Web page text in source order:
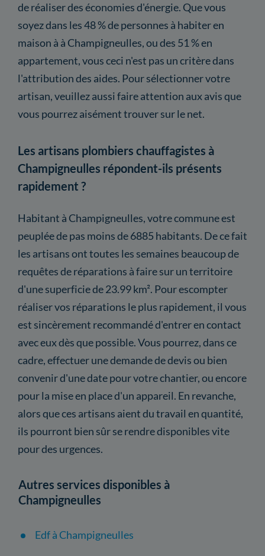
de réaliser des économies d'énergie. Que vous
soyez dans les 48 % de personnes à habiter en
maison à à Champigneulles, ou des 51 % en
appartement, vous ceci n'est pas un critère dans
l'attribution des aides. Pour sélectionner votre
artisan, veuillez aussi faire attention aux avis que
vous pourrez aisément trouver sur le net.
Les artisans plombiers chauffagistes à
Champigneulles répondent-ils présents
rapidement ?
Habitant à Champigneulles, votre commune est
peuplée de pas moins de 6885 habitants. De ce fait
les artisans ont toutes les semaines beaucoup de
requêtes de réparations à faire sur un territoire
d'une superficie de 23.99 km². Pour escompter
réaliser vos réparations le plus rapidement, il vous
est sincèrement recommandé d'entrer en contact
avec eux dès que possible. Vous pourrez, dans ce
cadre, effectuer une demande de devis ou bien
convenir d'une date pour votre chantier, ou encore
pour la mise en place d'un appareil. En revanche,
alors que ces artisans aient du travail en quantité,
ils pourront bien sûr se rendre disponibles vite
pour des urgences.
Autres services disponibles à
Champigneulles
Edf à Champigneulles